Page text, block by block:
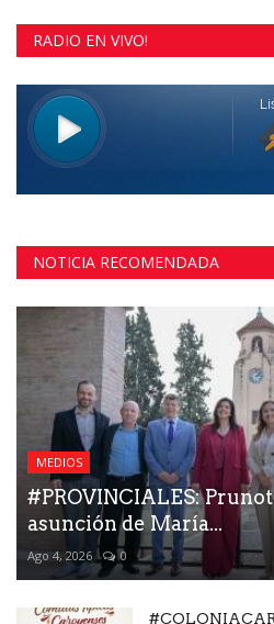
RADIO EN VIVO!
NOTICIA RECOMENDADA
MEDIOS
#PROVINCIALES:
asunción de María...
Ago 4, 2026 0